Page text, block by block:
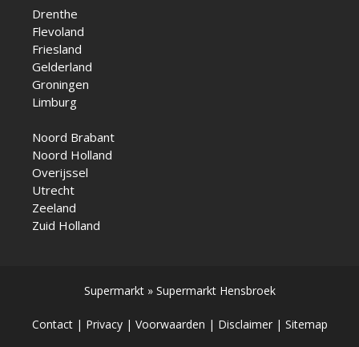
Drenthe
Flevoland
Friesland
Gelderland
Groningen
Limburg
Noord Brabant
Noord Holland
Overijssel
Utrecht
Zeeland
Zuid Holland
Supermarkt» Supermarkt Hensbroek
Contact| Privacy| Voorwaarden | Disclaimer| Sitemap